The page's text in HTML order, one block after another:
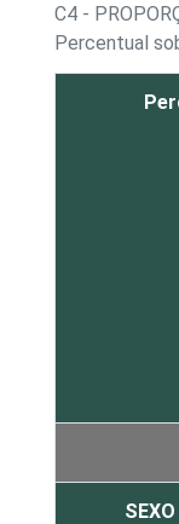
C4 -
Percentual
SEXO